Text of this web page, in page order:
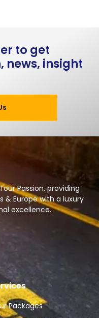
to get
insight
Passion, providing
& Europe with a luxury
excellence.
Packages